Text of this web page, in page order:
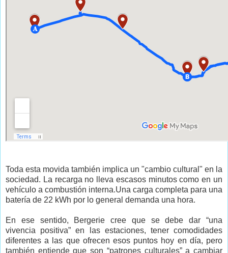
Toda esta movida también implica un "cambio cultural" en la
sociedad. La recarga no lleva escasos minutos como en un
vehículo a combustión interna.Una carga completa para una
batería de 22 kWh por lo general demanda una hora.
En ese sentido, Bergerie cree que se debe dar “una
vivencia positiva” en las estaciones, tener comodidades
diferentes a las que ofrecen esos puntos hoy en día, pero
también entiende que son “patrones culturales” a cambiar